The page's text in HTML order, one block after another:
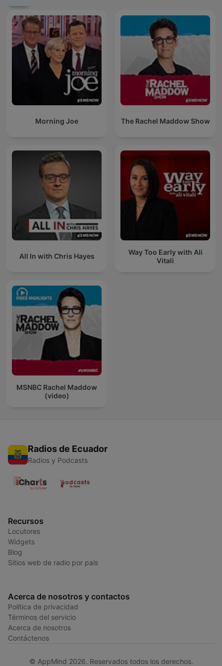
Morning Joe The Rachel Maddow Show
All In with Chris Hayes
Way Too Early with Ali
Vitali
MSNBC Rachel Maddow
(video)
Radios de Ecuador
Radios y Podcasts
Recursos
Locutores
Widgets
Blog
Sitios web de radio por país
Acerca de nosotros y contactos
Política de privacidad
Términos del servicio
Acerca de nosotros
Contáctenos
© AppMind 2026. Reservados todos los derechos.